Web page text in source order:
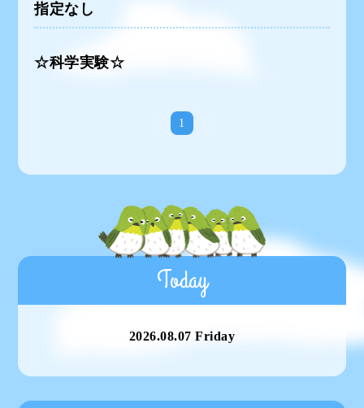
指定なし
☆科学実験☆
1
Today
2026.08.07 Friday